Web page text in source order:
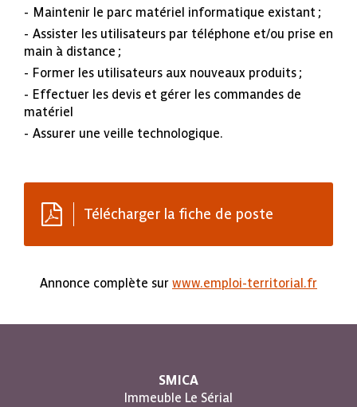
Maintenir le parc matériel informatique existant ;
Assister les utilisateurs par téléphone et/ou prise en
main à distance ;
Former les utilisateurs aux nouveaux produits ;
Effectuer les devis et gérer les commandes de
matériel
Assurer une veille technologique.
Télécharger la fiche de poste
Annonce complète sur www.emploi-territorial.fr
SMICA
Immeuble Le Sérial